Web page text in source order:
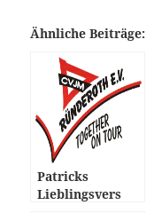
Ähnliche Beiträge:
Patricks
Lieblingsvers